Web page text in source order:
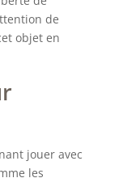
de
objet en
jouer avec
les